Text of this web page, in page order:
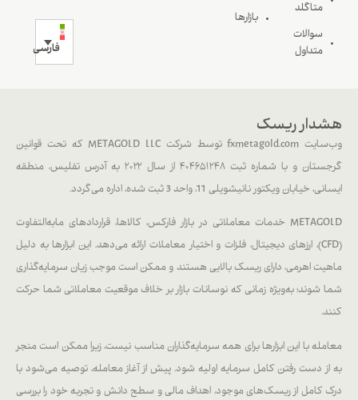
متاگلد
سوالات
متداول
بازارها
فارسی
هشدار ریسک
وب‌سایت fxmetagold.com توسط شرکت METAGOLD LLC که تحت قوانین
گرجستان و با شماره ثبت ۴۰۴۶۵۱۲۴۸ از سال ۲۰۲۲ به آدرس تفلیس، منطقه
ایسانی، خیابان ویکتور نانیشویلی 11، واحد 3 ثبت شده، اداره می‌گردد.
METAGOLD خدمات معاملاتی در بازار فارکس، کالاها، قراردادهای مابه‌التفاوت
(CFD)، ارزهای دیجیتال، فلزات و اختیار معاملات ارائه می‌دهد. این ابزارها به دلیل
ماهیت اهرمی، دارای ریسک بالایی هستند و ممکن است موجب زیان سرمایه‌گذاری
شما شوند؛ به‌ویژه زمانی که نوسانات بازار بر خلاف موقعیت معاملاتی شما حرکت
کنند.
معامله با این ابزارها برای همه سرمایه‌گذاران مناسب نیست، زیرا ممکن است منجر
به از دست رفتن کامل سرمایه اولیه شود. پیش از آغاز معامله، توصیه می‌شود با
درک کامل از ریسک‌های موجود، اهداف مالی و سطح دانش و تجربه خود را بررسی